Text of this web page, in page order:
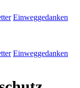
Einweggedanken
Einweggedanken